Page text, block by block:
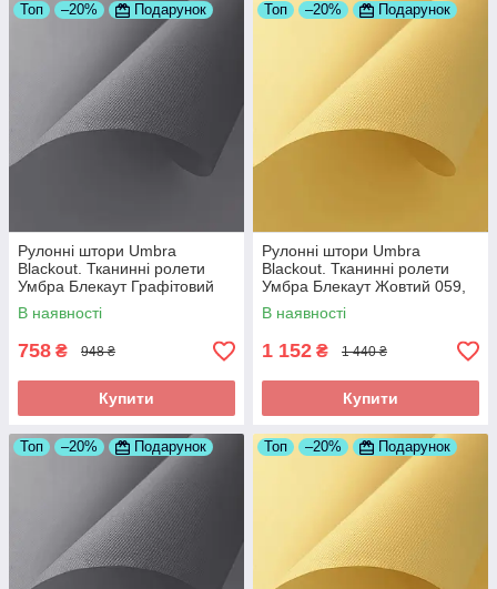
Топ –20% Подарунок
Рулонні штори Umbra
Blackout. Тканинні ролети
Умбра Блекаут Графітовий
061, 400
В наявності
758 ₴ 948 ₴
Купити
Топ –20% Подарунок
Рулонні штори Umbra
Blackout. Тканинні ролети
Умбра Блекаут Жовтий 059,
700
В наявності
1 152 ₴ 1 440 ₴
Купити
Топ –20% Подарунок Топ –20% Подарунок